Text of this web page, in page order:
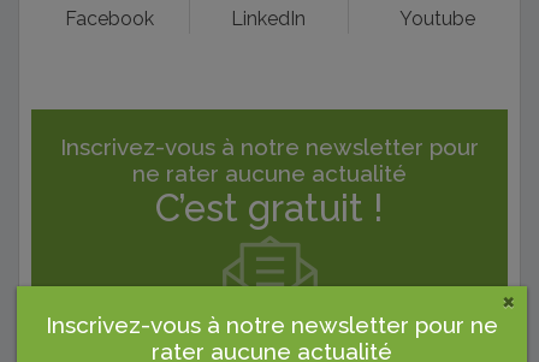
Facebook LinkedIn Youtube
Inscrivez-vous à notre newsletter pour
ne rater aucune actualité
C’est gratuit !
×
Inscrivez-vous à notre newsletter pour ne
rater aucune actualité